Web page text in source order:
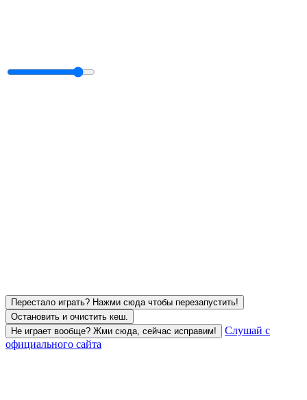
Перестало играть? Нажми сюда чтобы перезапустить!
Остановить и очистить кеш.
Не играет вообще? Жми сюда, сейчас исправим!
Слушай с
официального сайта